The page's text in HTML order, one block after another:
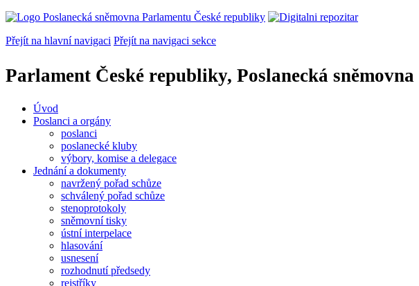
Přejít na hlavní navigaci Přejít na navigaci sekce
Parlament České republiky, Poslanecká sněmovna
Úvod
Poslanci a orgány
poslanci
poslanecké kluby
výbory, komise a delegace
Jednání a dokumenty
navržený pořad schůze
schválený pořad schůze
stenoprotokoly
sněmovní tisky
ústní interpelace
hlasování
usnesení
rozhodnutí předsedy
rejstříky